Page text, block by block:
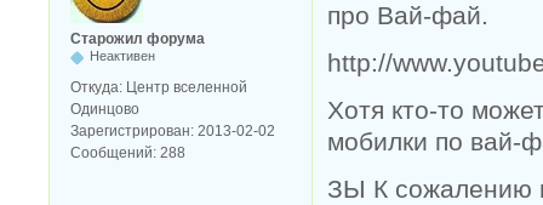
Старожил форума
Неактивен
Откуда: Центр вселенной
Одинцово
Зарегистрирован: 2013-02-02
Сообщений: 288
про Вай-фай.
http://
Хотя кто-то
мобилки по вай-
ЗЫ К сожалению